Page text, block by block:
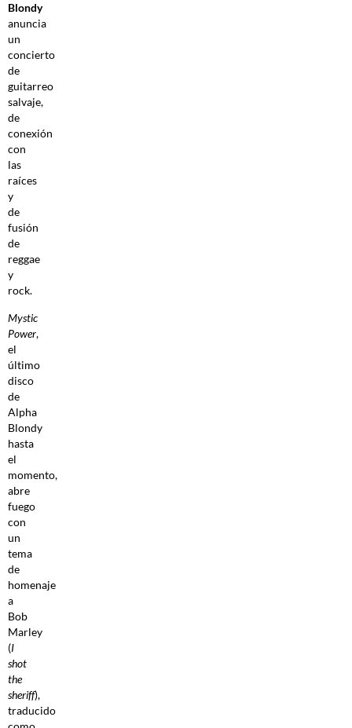
Blondy
anuncia
un
concierto
de
guitarreo
salvaje,
de
conexión
con
las
raíces
y
de
fusión
de
reggae
y
rock.
Mystic
Power,
el
último
disco
de
Alpha
Blondy
hasta
el
momento,
abre
fuego
con
un
tema
de
homenaje
a
Bob
Marley
(I
shot
the
sheriff),
traducido